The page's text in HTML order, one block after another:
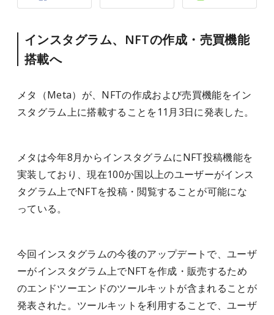
インスタグラム、NFTの作成・売買機能
搭載へ
メタ（Meta）が、NFTの作成および売買機能をイン
スタグラム上に搭載することを11月3日に発表した。
メタは今年8月からインスタグラムにNFT投稿機能を
実装しており、現在100か国以上のユーザーがインス
タグラム上でNFTを投稿・閲覧することが可能にな
っている。
今回インスタグラムの今後のアップデートで、ユーザ
ーがインスタグラム上でNFTを作成・販売するため
のエンドツーエンドのツールキットが含まれることが
発表された。ツールキットを利用することで、ユーザ